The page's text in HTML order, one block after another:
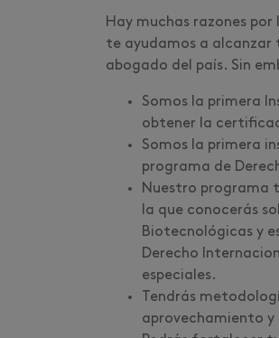
Hay muchas razones
te ayudamos a alcanzar
abogado del país. Sin
Somos la primera
obtener la
Somos la primera
programa de
Nuestro programa
la que conocerás
Biotecnológicas y
Derecho
especiales.
Tendrás
aprovechamiento